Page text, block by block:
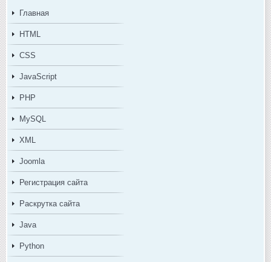
Главная
HTML
CSS
JavaScript
PHP
MySQL
XML
Joomla
Регистрация сайта
Раскрутка сайта
Java
Python